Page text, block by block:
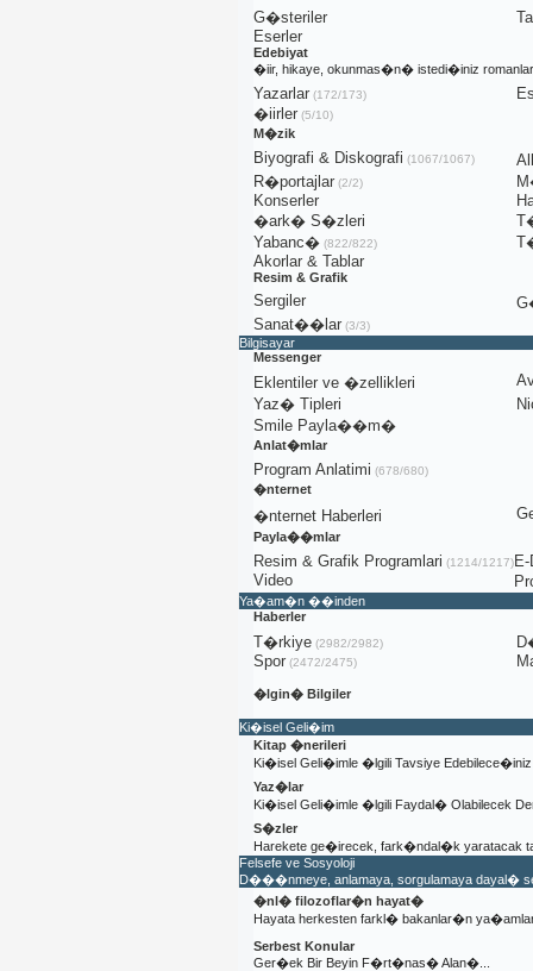
G�steriler
Eserler
Edebiyat
�iir, hikaye, okunmas�n� istedi�iniz romanlar
Yazarlar(172/173)
�iirler(5/10)
M�zik
Biyografi & Diskografi (1067/1067)
R�portajlar(2/2)
Konserler
�ark� S�zleri
Yabanc�(822/822)
Akorlar & Tablar
Resim & Grafik
Sergiler
Sanat��lar(3/3)
Bilgisayar
Messenger
Eklentiler ve �zellikleri
Yaz� Tipleri
Smile Payla��m�
Anlat�mlar
Program Anlatimi (678/680)
�nternet
�nternet Haberleri
Payla��mlar
Resim & Grafik Programlari (1214/1217)E-
Video
Ya�am�n ��inden
Haberler
T�rkiye(2982/2982)
Spor(2472/2475)
�lgin� Bilgiler
Ki�isel Geli�im
Kitap �nerileri
Ki�isel Geli�imle �lgili Tavsiye
Yaz�lar
Ki�isel Geli�imle �lgili Faydal� Olabilecek
S�zler
Harekete ge�irecek, fark�ndal�k yaratacak
Felsefe ve Sosyoloji
D���nmeye, anlamaya, sorgulamaya dayal�
�nl� filozoflar�n hayat�
Hayata herkesten farkl� bakanlar�n
Serbest Konular
Ger�ek Bir Beyin F�rt�nas� Alan�...